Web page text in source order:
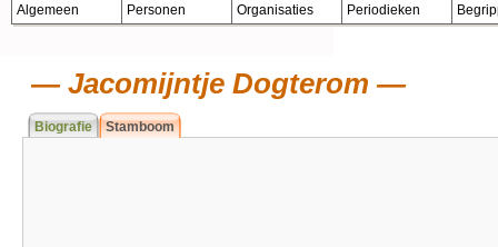
Algemeen Personen Organisaties Periodieken
Jacomijntje Dogterom
Biografie Stamboom